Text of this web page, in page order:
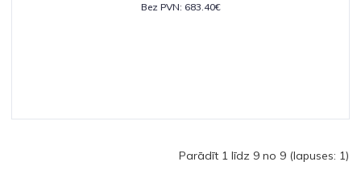
Bez PVN: 683.40€
Parādīt 1 līdz 9 no 9 (lapuses: 1)